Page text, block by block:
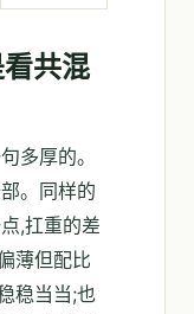
共混
多厚的。
。同样的
,扛重的差
薄但配比
稳当当;也